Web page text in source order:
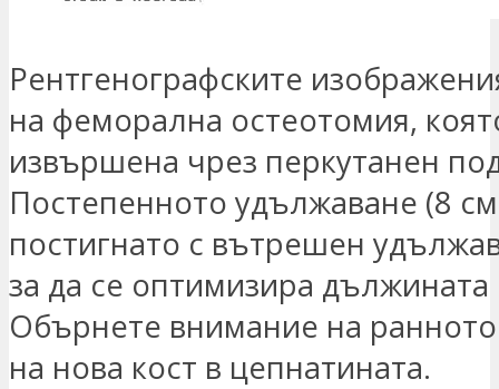
Рентгенографските
на феморална остеотомия,
извършена чрез перкутанен
Постепенното удължаване (8
постигнато с вътрешен
за да се оптимизира дължината
Обърнете внимание на
на нова кост в цепнатината.